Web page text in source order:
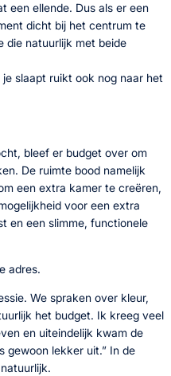
een ellende. Dus als er een
dicht bij het centrum te
die natuurlijk met beide
je slaapt ruikt ook nog naar het
bleef er budget over om
De ruimte bood namelijk
een extra kamer te creëren,
voor een extra
en een slimme, functionele
adres.
We spraken over kleur,
het budget. Ik kreeg veel
en uiteindelijk kwam de
gewoon lekker uit.” In de